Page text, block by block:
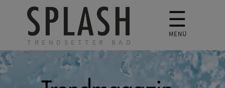
TRENDSETTER BAD
☰
MENÜ